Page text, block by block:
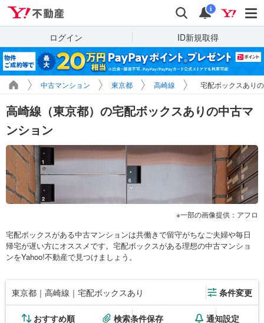
検索 通知
i
ログイン ID新規取得
中古マンション 東京都 高崎線 宅配ボックスあり
高崎線（東京都）の宅配ボックスありの中古マ
ンション
一部の画像提供：アフロ
宅配ボックスがある中古マンションは共働きで留守がちなご夫婦や毎日
帰宅が遅い方にオススメです。宅配ボックスがある理想の中古マンショ
ンをYahoo!不動産で見つけましょう。
東京都｜高崎線｜宅配ボックスあり 条件変更
おすすめ順 検索条件保存 通知設定